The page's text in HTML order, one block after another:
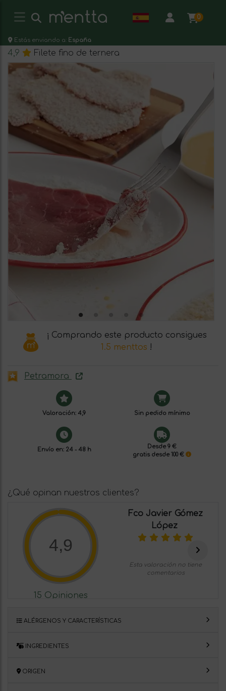
0
Estás enviando a: España
4,9 Filete fino de ternera
¡ Comprando este producto consigues
1.5 menttos !
Petramora
Valoración: 4,9 Sin pedido mínimo
Envío en: 24 - 48 h
Desde 9 €
gratis desde 100 €
¿Qué opinan nuestros clientes?
4,9
15 Opiniones
Fco Javier Gómez
López
Esta valoración no tiene
comentarios
ALÉRGENOS Y CARACTERÍSTICAS
INGREDIENTES
ORIGEN